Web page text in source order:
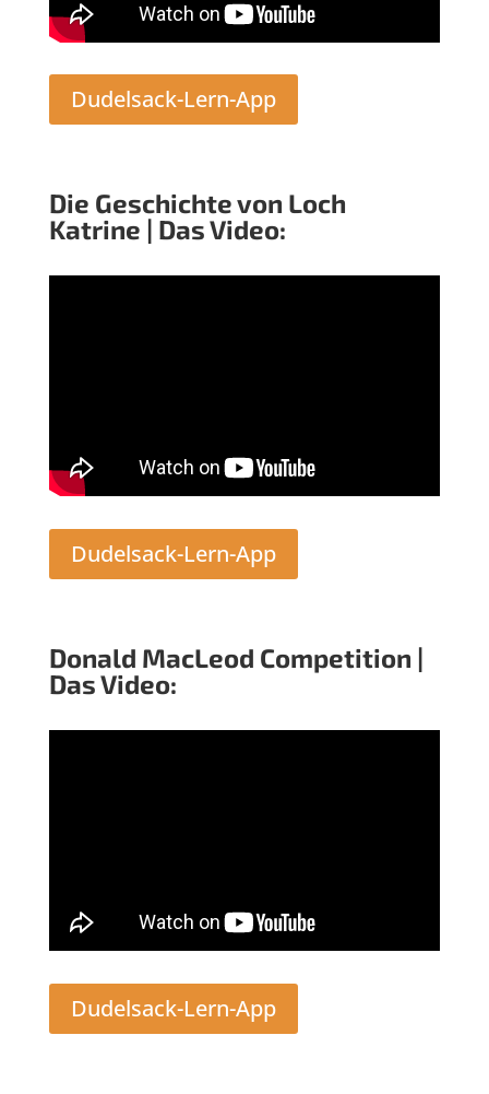
Dudelsack-Lern-App
Die Geschichte von Loch
Katrine | Das Video:
Dudelsack-Lern-App
Donald MacLeod Competition |
Das Video:
Dudelsack-Lern-App